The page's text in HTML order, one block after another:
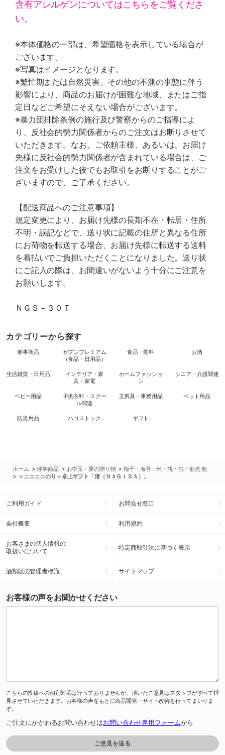
含有アレルゲンについてはこちらをご覧くださ
い。
※本体価格の一部は、希望価格を表示している場合が
ございます。
※写真はイメージとなります。
※繁忙期または自然災害、その他の不測の事態に伴う
影響により、商品のお届けが困難な地域、またはご指
定日などご希望にそえない場合がございます。
※暴力団排除条例の施行及び警察からのご指導によ
り、反社会的勢力関係者からのご注文はお断りさせて
いただきます。なお、ご依頼主様、あるいは、お届け
先様に反社会的勢力関係者が含まれている場合は、ご
注文をお受けした後でもお取引をお断りすることがご
ざいますので、ご了承ください。
【配送商品へのご注意事項】
規定変更により、お届け先様の長期不在・転居・住所
不明・誤記などで、送り状に記載の住所と異なる住所
にお荷物を転送する場合、お届け先様に転送する送料
を着払いでご負担いただくことになりました。送り状
にご記入の際は、お間違いがないよう十分にご注意を
お願いします。
ＮＧＳ－３０Ｔ
カテゴリーから探す
催事商品
セブンプレミアム
（食品・日用品）
食品・飲料 お酒
生活雑貨・日用品
インテリア・家
具・家電
ホームファッショ
ン
シニア・介護関連
ベビー用品
子供衣料・スクー
ル関連
文房具・事務用品 ペット用品
防災用品 ハコストック ギフト
ホーム >催事商品 > お中元・夏の贈り物 >梅干・海苔・米・瓶・缶・佃煮 他
> ＜ニコニコのり＞卓上ギフト「渚（ＮＡＧＩＳＡ）」
ご利用ガイド お問合せ窓口
会社概要 利用規約
お客さまの個人情報の
取扱いについて
特定商取引法に基づく表示
酒類販売管理者標識 サイトマップ
お客様の声をお聞かせください
こちらの投稿への個別対応は行っておりませんが、頂いたご意見はスタッフがすべて拝
見させていただきます。お客様の声をもとに商品開発・サイト改善を行ってまいりま
す。
ご注文にかかわるお問い合わせはお問い合わせ専用フォームから